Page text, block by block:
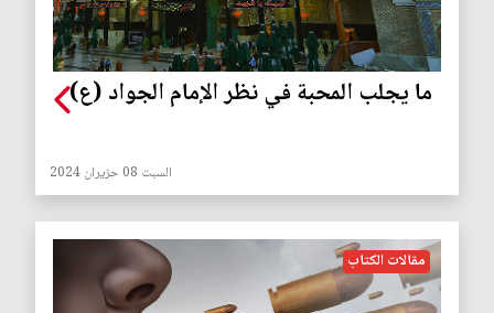
ما يجلب المحبة في نظر الإمام الجواد (ع)
السبت 08 حزيران 2024
مقالات الكتاب